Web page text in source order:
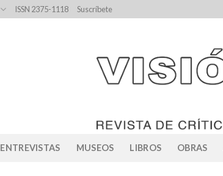
ISSN 2375-1118 Suscríbete
ENTREVISTAS MUSEOS LIBROS OBRAS